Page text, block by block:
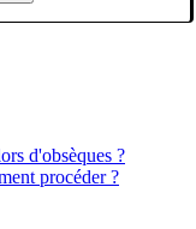
d'obsèques ?
procéder ?